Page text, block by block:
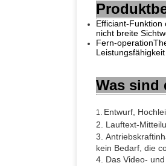
Efficiant-
nicht breite
Fern-
Was sind
1. Entwurf,
2. Lauftext-
3.
kein Bedarf, die
4. Das Video-